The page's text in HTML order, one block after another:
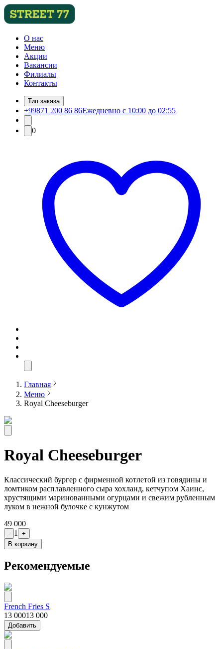
О нас
Меню
Акции
Вакансии
Филиалы
Контакты
Тип заказа
+99871 200 86 86Ежедневно с 10:00 до 02:55
0
Главная
Меню
Royal Cheeseburger
Royal Cheeseburger
Классический бургер с фирменной котлетой из говядины и
ломтиком расплавленного сыра хохланд, кетчупом Хаинс,
хрустящими маринованными огурцами и свежим рубленным
луком в нежной булочке с кунжутом
49 000
- 1
+
В корзину
Рекомендуемые
French Fries S
13 00013 000
Добавить